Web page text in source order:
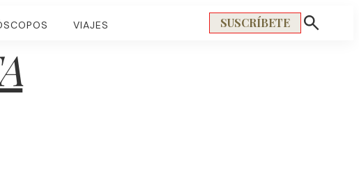
VIAJES SUSCRÍBETE
Mostrar